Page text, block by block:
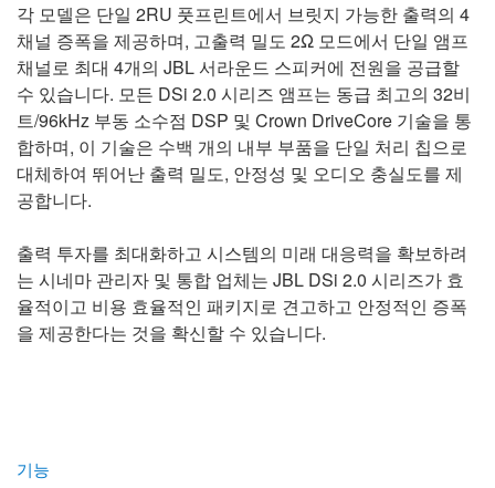
각 모델은 단일 2RU 풋프린트에서 브릿지 가능한 출력의 4
채널 증폭을 제공하며, 고출력 밀도 2Ω 모드에서 단일 앰프
채널로 최대 4개의 JBL 서라운드 스피커에 전원을 공급할
수 있습니다. 모든 DSi 2.0 시리즈 앰프는 동급 최고의 32비
트/96kHz 부동 소수점 DSP 및 Crown DriveCore 기술을 통
합하며, 이 기술은 수백 개의 내부 부품을 단일 처리 칩으로
대체하여 뛰어난 출력 밀도, 안정성 및 오디오 충실도를 제
공합니다.
출력 투자를 최대화하고 시스템의 미래 대응력을 확보하려
는 시네마 관리자 및 통합 업체는 JBL DSi 2.0 시리즈가 효
율적이고 비용 효율적인 패키지로 견고하고 안정적인 증폭
을 제공한다는 것을 확신할 수 있습니다.
기능